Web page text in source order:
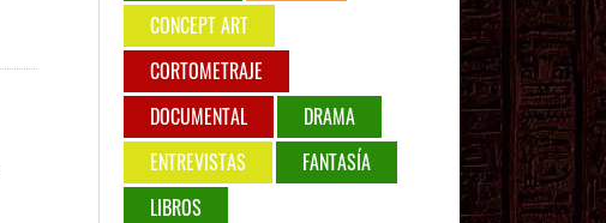
CONCEPT ART
CORTOMETRAJE
DOCUMENTAL
DRAMA
ENTREVISTAS
FANTASÍA
LIBROS